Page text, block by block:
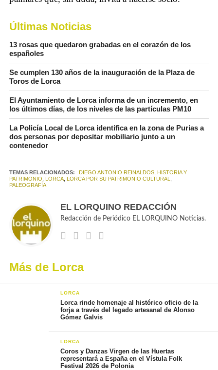
Últimas Noticias
13 rosas que quedaron grabadas en el corazón de los
españoles
Se cumplen 130 años de la inauguración de la Plaza de
Toros de Lorca
El Ayuntamiento de Lorca informa de un incremento, en
los últimos días, de los niveles de las partículas PM10
La Policía Local de Lorca identifica en la zona de Purias a
dos personas por depositar mobiliario junto a un
contenedor
TEMAS RELACIONADOS: DIEGO ANTONIO REINALDOS, HISTORIA Y
PATRIMONIO LORCA, LORCA POR SU PATRIMONIO CULTURAL
PALEOGRAFÍA
EL LORQUINO REDACCIÓN
Redacción de Periódico EL LORQUINO Noticias.
Más de Lorca
LORCA
Lorca rinde homenaje al histórico oficio de la
forja a través del legado artesanal de Alonso
Gómez Galvis
LORCA
Coros y Danzas Virgen de las Huertas
representará a España en el Vístula Folk
Festival 2026 de Polonia